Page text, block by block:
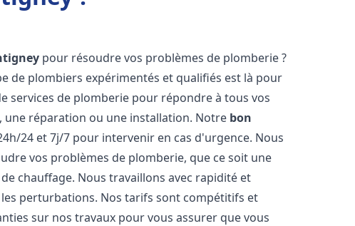
pour résoudre vos problèmes de plomberie ?
de plombiers expérimentés et qualifiés est là pour
services de plomberie pour répondre à tous vos
une réparation ou une installation. Notre bon
24 et 7j/7 pour intervenir en cas d'urgence. Nous
vos problèmes de plomberie, que ce soit une
chauffage. Nous travaillons avec rapidité et
perturbations. Nos tarifs sont compétitifs et
sur nos travaux pour vous assurer que vous